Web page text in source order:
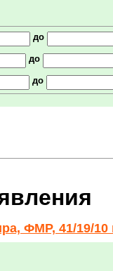
до
до
до
ФМР, 41/19/10